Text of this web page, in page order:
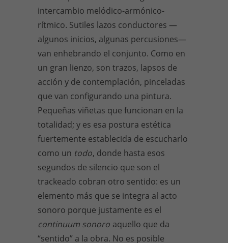
intercambio melódico-armónico-
rítmico. Sutiles lazos conductores —
algunos inicios, algunas percusiones—
van enhebrando el conjunto. Como en
un gran lienzo, son trazos, lapsos de
acción y de contemplación, pinceladas
que van configurando una pintura.
Pequeñas viñetas que funcionan en la
totalidad; y es esa postura estética
fuertemente establecida de escucharlo
como un todo, donde hasta esos
segundos de silencio que son el
trackeado cobran otro sentido: es un
elemento más que se integra al acto
sonoro porque justamente es el
continuum sonoro aquello que da
“sentido” a la obra. No es posible